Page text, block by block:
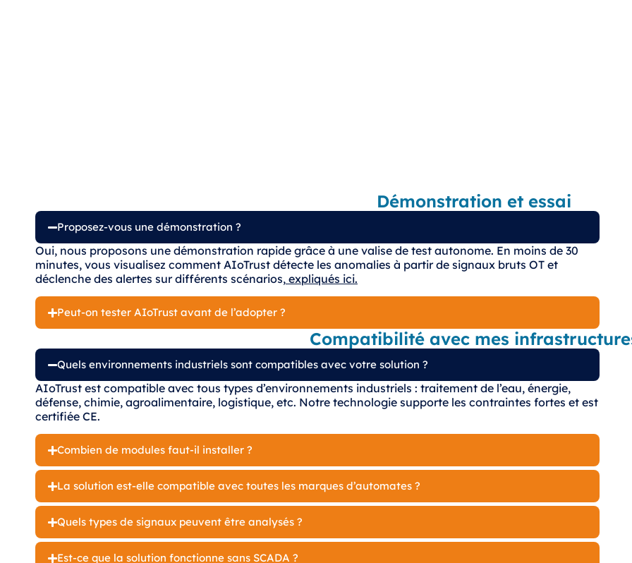
Démonstration et essai
Proposez-vous une démonstration ?
Oui, nous proposons une démonstration rapide grâce à une valise de test autonome. En moins de 30
minutes, vous visualisez comment AIoTrust détecte les anomalies à partir de signaux bruts OT et
déclenche des alertes sur différents scénarios, expliqués ici.
Peut-on tester AIoTrust avant de l’adopter ?
Compatibilité avec mes
Quels environnements industriels sont compatibles avec votre solution ?
AIoTrust est compatible avec tous types d’environnements industriels : traitement de l’eau, énergie,
défense, chimie, agroalimentaire, logistique, etc. Notre technologie supporte les contraintes fortes et est
certifiée CE.
Combien de modules faut-il installer ?
La solution est-elle compatible avec toutes les marques d’automates ?
Quels types de signaux peuvent être analysés ?
Est-ce que la solution fonctionne sans SCADA ?